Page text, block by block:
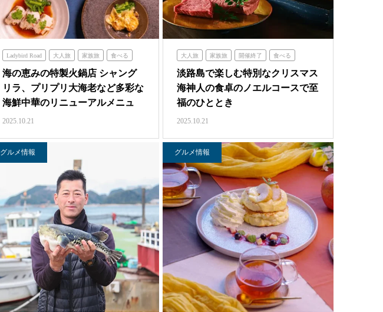
Ladybird Road 大人旅 家族旅 食べる
海の恵みの特製火鍋店 シャング
リラ、プリプリ大海老など多彩な
海鮮中華のリニューアルメニュ
ー…
2025.10.21
大人旅 家族旅 開催終了 食べる
海神人の食卓
淡路島で楽しむ特別なクリスマス
海神人の食卓のノエルコースで至
福のひととき
2025.10.21
グルメ情報 グルメ情報